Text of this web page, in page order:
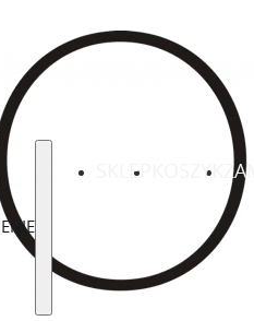
SKLEP KOSZYK